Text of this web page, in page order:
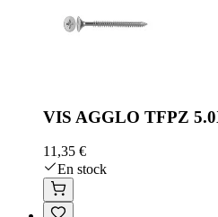
VIS AGGLO TFPZ
11,35 €
En stock